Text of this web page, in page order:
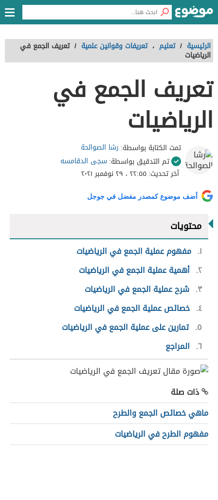
الرئيسية / تعليم ، تعريفات وقوانين علمية / تعريف الجمع في
الرياضيات
تعريف الجمع في
الرياضيات
تمت الكتابة بواسطة: رشا الصوالحة
تم التدقيق بواسطة:سجى الدقامسه
آخر تحديث:٢٢:٥٥ ، ٢٩ نوفمبر ٢٠٢١
أضف موضوع كمصدر مفضل في جوجل
محتويات
١ مفهوم عملية الجمع في الرياضيات
٢ أهمية عملية الجمع في الرياضيات
٣ شرح عملية الجمع في الرياضيات
٤ خصائص عملية الجمع في الرياضيات
٥ تمارين على عملية الجمع في الرياضيات
٦ المراجع
ذات صلة
ماهي خصائص الجمع والطرح
مفهوم الطرح في الرياضيات